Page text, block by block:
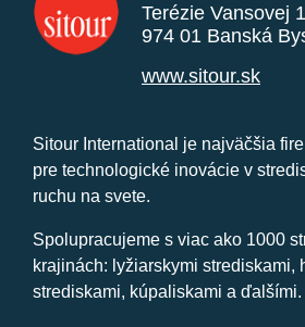
Terézie Vansovej
974 01 Banská
www.sitour.sk
Sitour International je najväčšia
pre technologické inovácie v
ruchu na svete.
Spolupracujeme s viac ako 1000
krajinách: lyžiarskymi strediskami,
strediskami, kúpaliskami a ďalšími.